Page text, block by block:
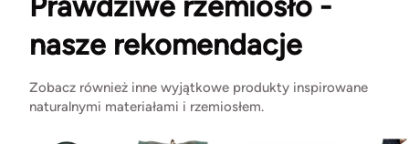
nasze rekomendacje
Zobacz również inne wyjątkowe produkty inspirowane
naturalnymi materiałami i rzemiosłem.